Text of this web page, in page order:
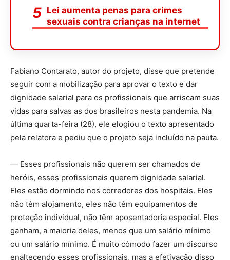
Lei aumenta penas para crimes
sexuais contra crianças na internet
Fabiano Contarato, autor do projeto, disse que pretende
seguir com a mobilização para aprovar o texto e dar
dignidade salarial para os profissionais que arriscam suas
vidas para salvas as dos brasileiros nesta pandemia. Na
última quarta-feira (28), ele elogiou o texto apresentado
pela relatora e pediu que o projeto seja incluído na pauta.
— Esses profissionais não querem ser chamados de
heróis, esses profissionais querem dignidade salarial.
Eles estão dormindo nos corredores dos hospitais. Eles
não têm alojamento, eles não têm equipamentos de
proteção individual, não têm aposentadoria especial. Eles
ganham, a maioria deles, menos que um salário mínimo
ou um salário mínimo. É muito cômodo fazer um discurso
enaltecendo esses profissionais, mas a efetivação disso